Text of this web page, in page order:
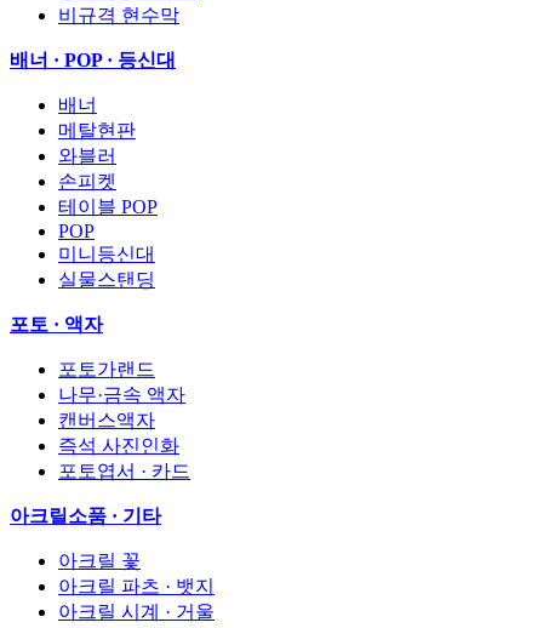
비규격 현수막
배너 · POP · 등신대
배너
메탈현판
와블러
손피켓
테이블 POP
POP
미니등신대
실물스탠딩
포토 · 액자
포토가랜드
나무·금속 액자
캔버스액자
즉석 사진인화
포토엽서 · 카드
아크릴소품 · 기타
아크릴 꽃
아크릴 파츠 · 뱃지
아크릴 시계 · 거울